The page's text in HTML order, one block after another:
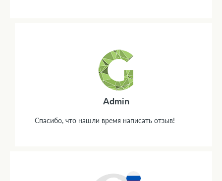
Admin
Спасибо, что нашли время написать отзыв!